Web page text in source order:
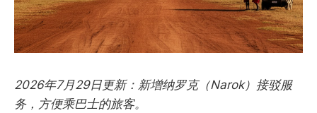
2026年7月29日更新：新增纳罗克（Narok）接驳服
务，方便乘巴士的旅客。